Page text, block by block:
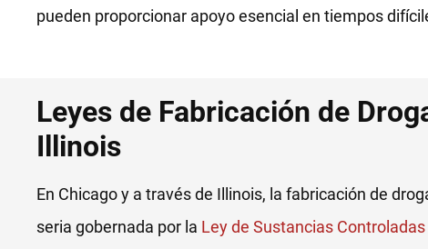
pueden proporcionar apoyo esencial en tiempos
Leyes de Fabricación de
Illinois
En Chicago y a través de Illinois, la fabricación de
seria gobernada por la Ley de Sustancias